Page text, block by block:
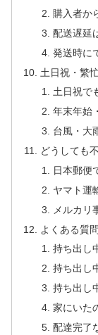
購入者か
配送遅延
発送時に
土日祝・繁
土日祝で
年末年始
台風・大
どうしても
日本郵便
ヤマト運
メルカリ
よくある質問
持ち出し
持ち出し
持ち出し
家にいた
配達完了